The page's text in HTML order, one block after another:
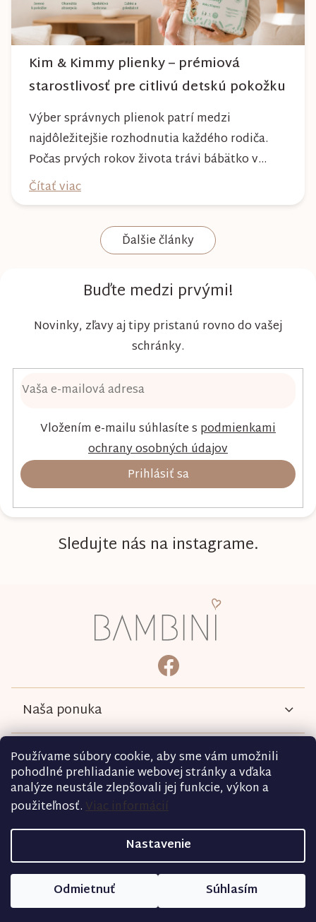
Používame súbory cookie, aby sme vám umožnili
pohodlné prehliadanie webovej stránky a vďaka
analýze neustále zlepšovali jej funkcie, výkon a
použiteľnosť.Viac informácií
Nastavenie
Odmietnuť Súhlasím
Kim & Kimmy plienky – prémiová
starostlivosť pre citlivú detskú pokožku
Výber správnych plienok patrí medzi
najdôležitejšie rozhodnutia každého rodiča.
Počas prvých rokov života trávi bábätko v
plienke väčšinu dňa, preto by mala poskytovať
nielen spoľahlivú ochranu, ale aj maximálny
komfort a šetrnosť k citlivej pokožke. Plienky
Kim & Kimmy boli vyvinuté s dôrazom na
Čítať viac
Ďalšie články
Buďte medzi prvými!
Novinky, zľavy aj tipy pristanú rovno do vašej
schránky.
Vložením e-mailu súhlasíte s podmienkami
ochrany osobných údajov
Prihlásiť sa
Sledujte nás na instagrame.
bambini.kociky
https://www.facebook.com/
Naša ponuka
Informácie
Podmienky
Vytvoril Shoptet|D2 Solutions|Shopcode
Copyright 2026bambini.sk . Všetky práva vyhradené.